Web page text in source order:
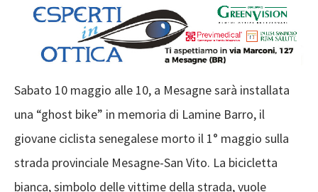
Sabato 10 maggio alle 10, a Mesagne sarà installata
una “ghost bike” in memoria di Lamine Barro, il
giovane ciclista senegalese morto il 1° maggio sulla
strada provinciale Mesagne-San Vito. La bicicletta
bianca, simbolo delle vittime della strada, vuole